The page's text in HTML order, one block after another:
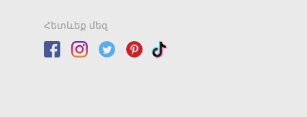
Հետևեք մեզ